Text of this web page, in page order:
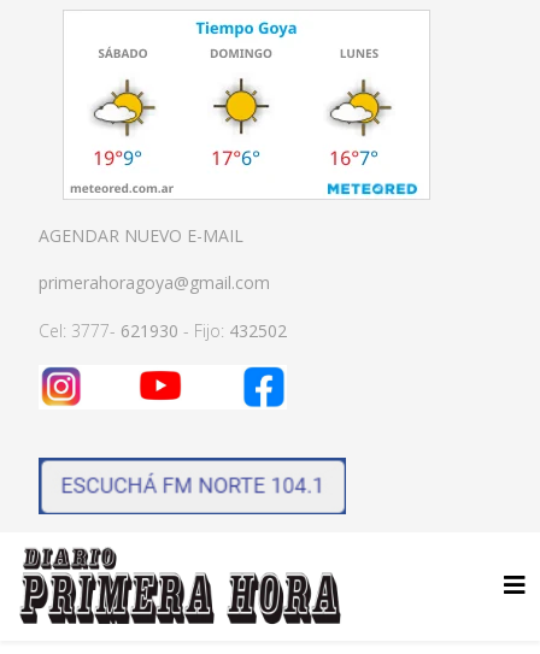
AGENDAR NUEVO E-MAIL
primerahoragoya@gmail.com
Cel: 3777- 621930 - Fijo: 432502